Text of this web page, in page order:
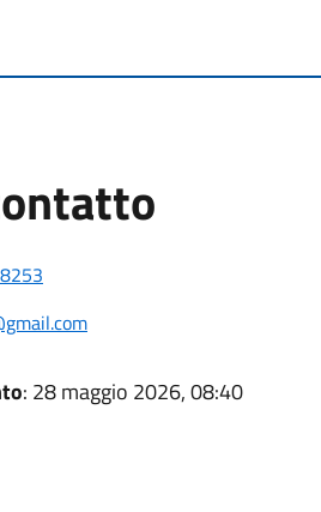
: 28 maggio 2026, 08:40